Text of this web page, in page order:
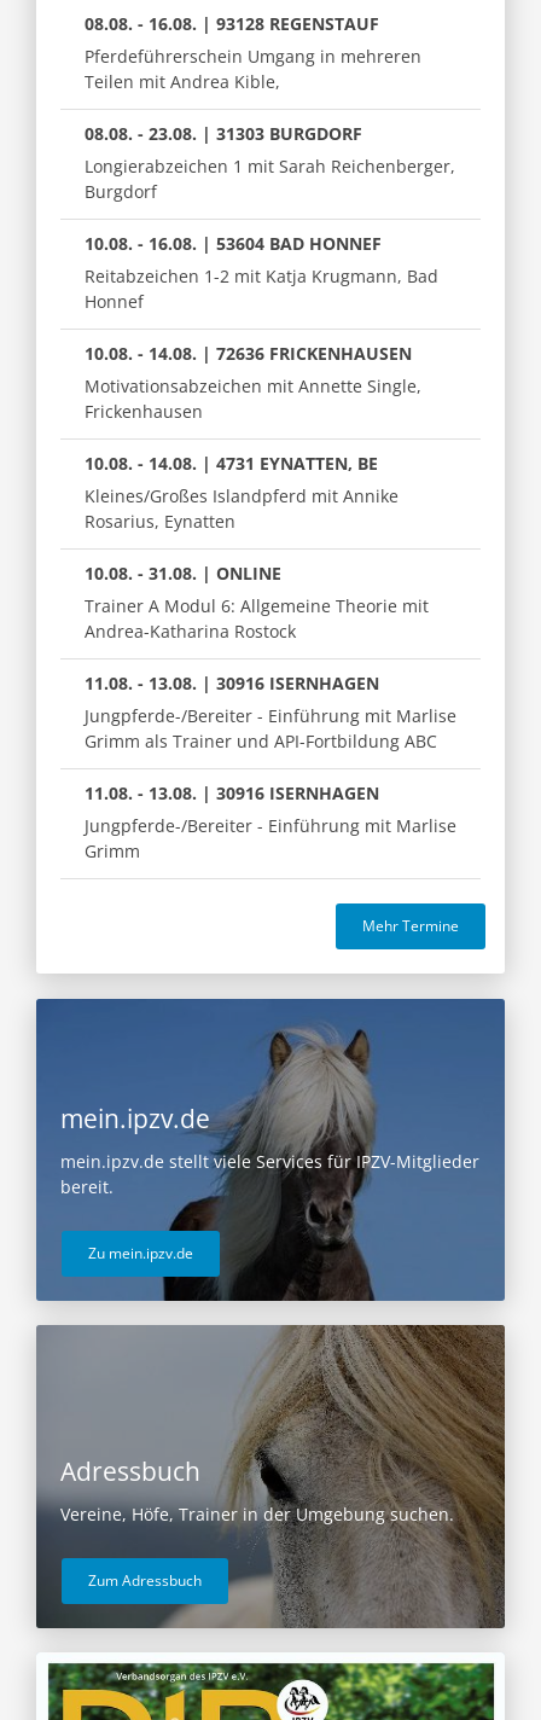
08.08. - 16.08. | 93128 REGENSTAUF
Pferdeführerschein Umgang in mehreren
Teilen mit Andrea Kible,
08.08. - 23.08. | 31303 BURGDORF
Longierabzeichen 1 mit Sarah Reichenberger,
Burgdorf
10.08. - 16.08. | 53604 BAD HONNEF
Reitabzeichen 1-2 mit Katja Krugmann, Bad
Honnef
10.08. - 14.08. | 72636 FRICKENHAUSEN
Motivationsabzeichen mit Annette Single,
Frickenhausen
10.08. - 14.08. | 4731 EYNATTEN, BE
Kleines/Großes Islandpferd mit Annike
Rosarius, Eynatten
10.08. - 31.08. | ONLINE
Trainer A Modul 6: Allgemeine Theorie mit
Andrea-Katharina Rostock
11.08. - 13.08. | 30916 ISERNHAGEN
Jungpferde-/Bereiter - Einführung mit Marlise
Grimm als Trainer und API-Fortbildung ABC
11.08. - 13.08. | 30916 ISERNHAGEN
Jungpferde-/Bereiter - Einführung mit Marlise
Grimm
Mehr Termine
mein.ipzv.de
mein.ipzv.de stellt viele Services für IPZV-Mitglieder
bereit.
Zu mein.ipzv.de
Adressbuch
Vereine, Höfe, Trainer in der Umgebung suchen.
Zum Adressbuch